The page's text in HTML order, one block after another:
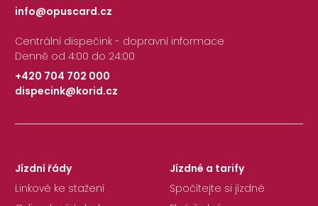
|
info@opuscard.cz
Centrální dispečink - dopravní informace
Denně od 4:00 do 24:00
+420 704 702 000
|
dispecink@korid.cz
Jízdní řády
Linkové ke stažení
Jízdné a tarify
Spočítejte si jízdné